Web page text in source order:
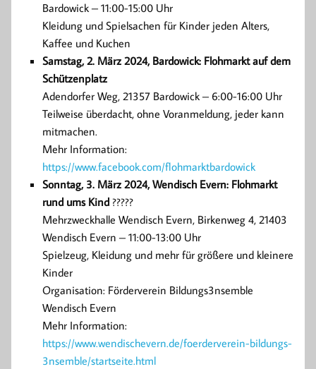
Bardowick – 11:00-15:00 Uhr
Kleidung und Spielsachen für Kinder jeden Alters,
Kaffee und Kuchen
Samstag, 2. März 2024, Bardowick: Flohmarkt auf dem
Schützenplatz
Adendorfer Weg, 21357 Bardowick – 6:00-16:00 Uhr
Teilweise überdacht, ohne Voranmeldung, jeder kann
mitmachen.
Mehr Information:
https://www.facebook.com/flohmarktbardowick
Sonntag, 3. März 2024, Wendisch Evern: Flohmarkt
rund ums Kind ?????
Mehrzweckhalle Wendisch Evern, Birkenweg 4, 21403
Wendisch Evern – 11:00-13:00 Uhr
Spielzeug, Kleidung und mehr für größere und kleinere
Kinder
Organisation: Förderverein Bildungs3nsemble
Wendisch Evern
Mehr Information:
https://www.wendischevern.de/foerderverein-bildungs-
3nsemble/startseite.html